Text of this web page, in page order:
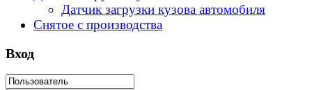
Датчик загрузки кузова автомобиля
Снятое с производства
Вход